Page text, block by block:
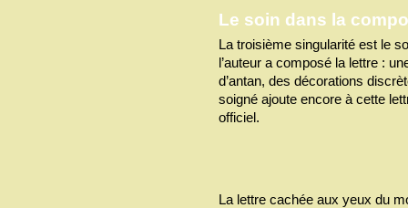
Le soin dans la
La troisième singularité est le
l’auteur a composé la lettre :
d’antan, des décorations
soigné ajoute encore à cette
officiel.
La lettre cachée aux yeux du